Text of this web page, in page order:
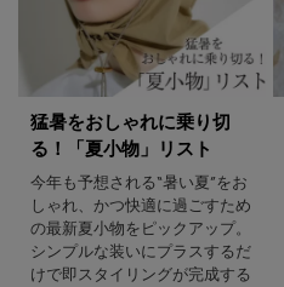
猛暑をおしゃれに乗り切
る！「夏小物」リスト
今年も予想される“暑い夏”をお
しゃれ、かつ快適に過ごすため
の最新夏小物をピックアップ。
シンプルな装いにプラスするだ
けで即スタイリングが完成する